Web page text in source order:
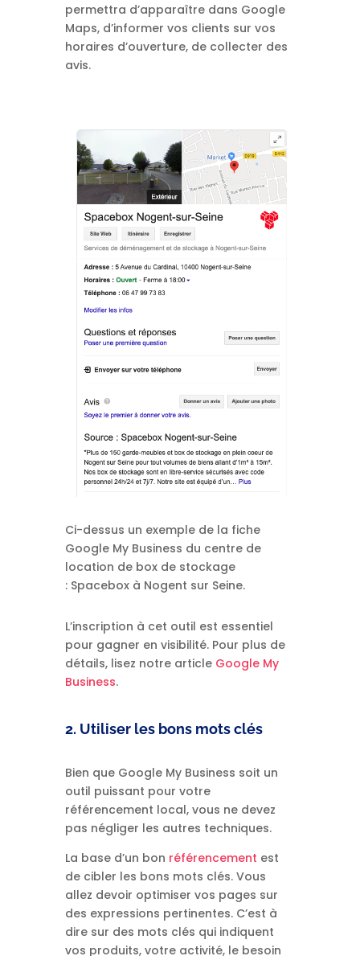
permettra d’apparaître dans Google
Maps, d’informer vos clients sur vos
horaires d’ouverture, de collecter des
avis.
Ci-dessus un exemple de la fiche
Google My Business du centre de
location de box de stockage
: Spacebox à Nogent sur Seine.
L’inscription à cet outil est essentiel
pour gagner en visibilité. Pour plus de
détails, lisez notre article Google My
Business.
2. Utiliser les bons mots clés
Bien que Google My Business soit un
outil puissant pour votre
référencement local, vous ne devez
pas négliger les autres techniques.
La base d’un bon référencement est
de cibler les bons mots clés. Vous
allez devoir optimiser vos pages sur
des expressions pertinentes. C’est à
dire sur des mots clés qui indiquent
vos produits, votre activité, le besoin